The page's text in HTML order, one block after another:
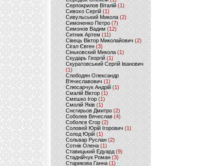
Серпокрилов Віталій(1)
Сивохо Сергій(1)
Сивульський Микола(2)
Симоненко Петро(7)
Симонов Вадим (12)
Ситник Артем(11)
Сівець Віктор Миколайович(2)
Сігал Євген (3)
Сіньковский Микола(1)
Скударь Георгій (1)
Скуратовський Сергій Іванович
(1)
Слободян Олександр
В'ячеславович(1)
Слюсарчук Андрій(1)
Смалій Віктор (1)
Смешко Ігор (1)
Смолій Яків (1)
Снєгирьов Дмитро (2)
Соболев Вячеслав (4)
Соболєв Єгор(2)
Соловей Юрій Ігорович (1)
Солод Юрій (1)
Сольвар Руслан (2)
Сотнік Олена(1)
Ставицький Едуард (9)
Стаднійчук Роман(3)
Старикова Ганна (1)